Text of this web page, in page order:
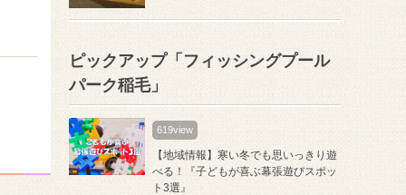
ピックアップ「フィッシングプール
パーク稲毛」
619view
【地域情報】寒い冬でも思いっきり遊
べる！『⼦どもが喜ぶ幕張遊びスポッ
ト3選』